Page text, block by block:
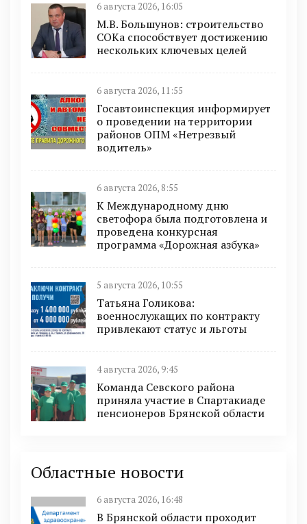
6 августа 2026, 16:05
М.В. Большунов: строительство
СОКа способствует достижению
нескольких ключевых целей
6 августа 2026, 11:55
Госавтоинспекция информирует
о проведении на территории
районов ОПМ «Нетрезвый
водитель»
6 августа 2026, 8:55
К Международному дню
светофора была подготовлена и
проведена конкурсная
программа «Дорожная азбука»
5 августа 2026, 10:55
Татьяна Голикова:
военнослужащих по контракту
привлекают статус и льготы
4 августа 2026, 9:45
Команда Севского района
приняла участие в Спартакиаде
пенсионеров Брянской области
Областные новости
6 августа 2026, 16:48
В Брянской области проходит